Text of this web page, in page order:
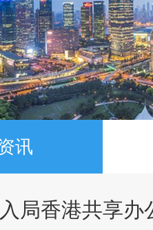
讯
入局香港共享办